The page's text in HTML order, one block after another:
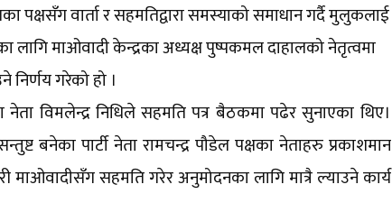
पक्षसँग वार्ता र सहमतिद्वारा समस्याको समाधान गर्दै मुलुकलाई
लागि माओवादी केन्द्रका अध्यक्ष पुष्पकमल दाहालको नेतृत्वमा
निर्णय गरेको हो ।
विमलेन्द्र निधिले सहमति पत्र बैठकमा पढेर सुनाएका थिए।
बनेका पार्टी नेता रामचन्द्र पौडेल पक्षका नेताहरु प्रकाशमान
माओवादीसँग सहमति गरेर अनुमोदनका लागि मात्रै ल्याउने कार्य